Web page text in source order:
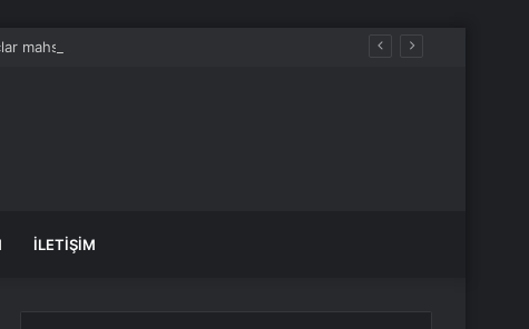
mahsur kaldı
İLETIŞIM